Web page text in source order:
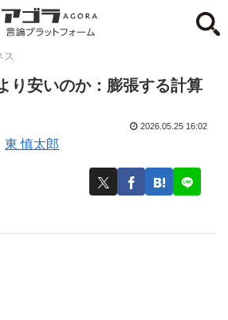
ス
り安いのか：膨張する計算
東 慎太郎
2026.05.25 16:02